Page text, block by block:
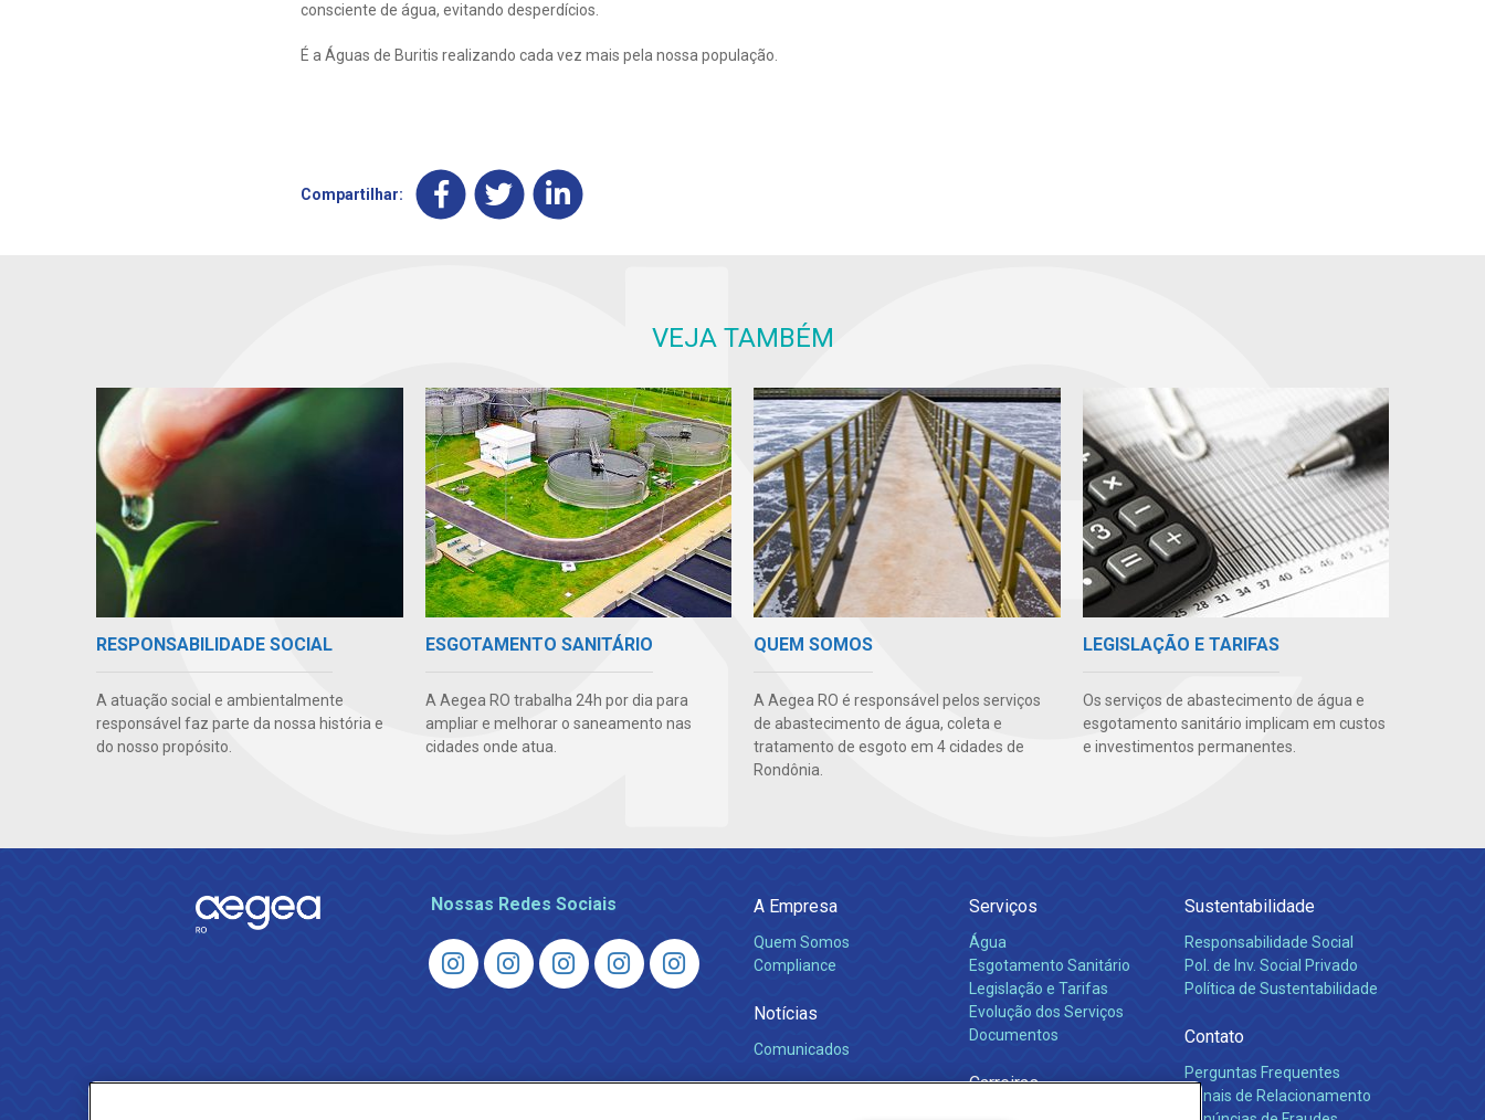
consciente de água, evitando desperdícios.
É a Águas de Buritis realizando cada vez mais pela nossa população.
Compartilhar:
VEJA TAMBÉM
RESPONSABILIDADE SOCIAL
A atuação social e ambientalmente
responsável faz parte da nossa história e
do nosso propósito.
ESGOTAMENTO SANITÁRIO
A Aegea RO trabalha 24h por dia para
ampliar e melhorar o saneamento nas
cidades onde atua.
QUEM SOMOS
A Aegea RO é responsável pelos serviços
de abastecimento de água, coleta e
tratamento de esgoto em 4 cidades de
Rondônia.
LEGISLAÇÃO E TARIFAS
Os serviços de abastecimento de água e
esgotamento sanitário implicam em custos
e investimentos permanentes.
Nossas Redes Sociais A Empresa
Quem Somos
Compliance
Notícias
Comunicados
Serviços
Água
Esgotamento Sanitário
Legislação e Tarifas
Evolução dos Serviços
Documentos
Carreiras
Sustentabilidade
Responsabilidade Social
Pol. de Inv. Social Privado
Política de Sustentabilidade
Contato
Perguntas Frequentes
Canais de Relacionamento